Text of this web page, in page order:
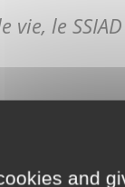
le
and